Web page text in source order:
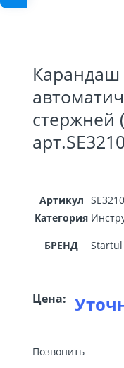
Карандаш
стержней
Артикул SE3210
Категория
БРЕНД Startul
Цена:
Позвонить